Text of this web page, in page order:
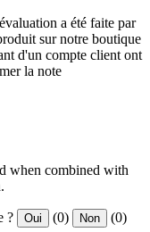
a été faite par
sur notre boutique
d'un compte client ont
la note
when combined with
? Oui (0) Non (0)